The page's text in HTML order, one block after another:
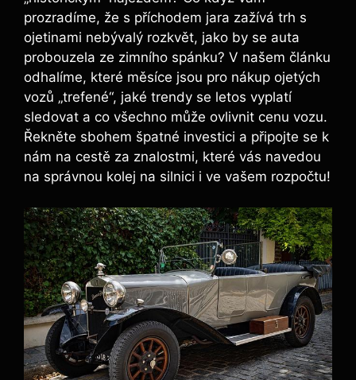
prozradíme, že s příchodem jara zažívá trh s
ojetinami nebývalý rozkvět, jako by se auta
probouzela ze zimního spánku? V našem článku
odhalíme, které měsíce jsou pro nákup ojetých
vozů „trefené“, jaké trendy se letos vyplatí
sledovat a co všechno může ovlivnit cenu vozu.
Řekněte sbohem špatné investici a připojte se k
nám na cestě za znalostmi, které vás navedou
na správnou kolej na silnici i ve vašem rozpočtu!